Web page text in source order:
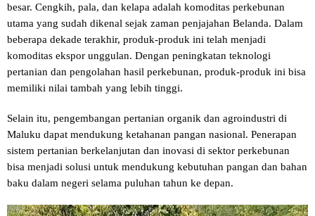
besar. Cengkih, pala, dan kelapa adalah komoditas perkebunan
utama yang sudah dikenal sejak zaman penjajahan Belanda. Dalam
beberapa dekade terakhir, produk-produk ini telah menjadi
komoditas ekspor unggulan. Dengan peningkatan teknologi
pertanian dan pengolahan hasil perkebunan, produk-produk ini bisa
memiliki nilai tambah yang lebih tinggi.
Selain itu, pengembangan pertanian organik dan agroindustri di
Maluku dapat mendukung ketahanan pangan nasional. Penerapan
sistem pertanian berkelanjutan dan inovasi di sektor perkebunan
bisa menjadi solusi untuk mendukung kebutuhan pangan dan bahan
baku dalam negeri selama puluhan tahun ke depan.